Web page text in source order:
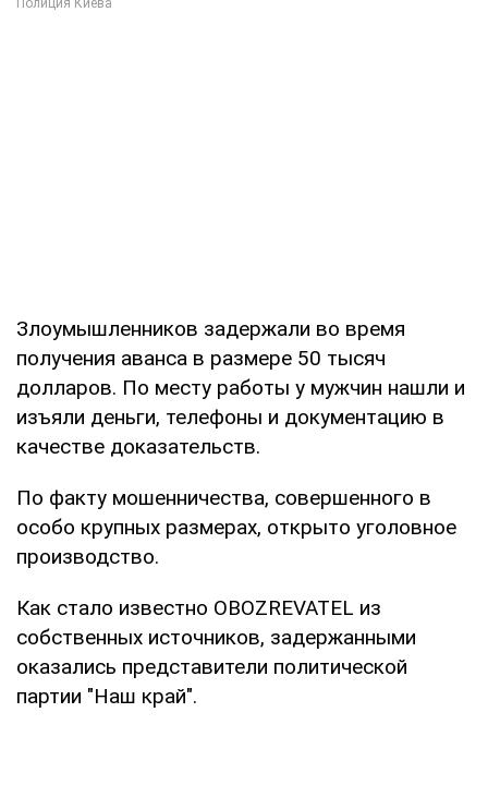
Злоумышленников задержали во время
получения аванса в размере 50 тысяч
долларов. По месту работы у мужчин нашли и
изъяли деньги, телефоны и документацию в
качестве доказательств.
По факту мошенничества, совершенного в
особо крупных размерах, открыто уголовное
производство.
Как стало известно OBOZREVATEL из
собственных источников, задержанными
оказались представители политической
партии "Наш край".